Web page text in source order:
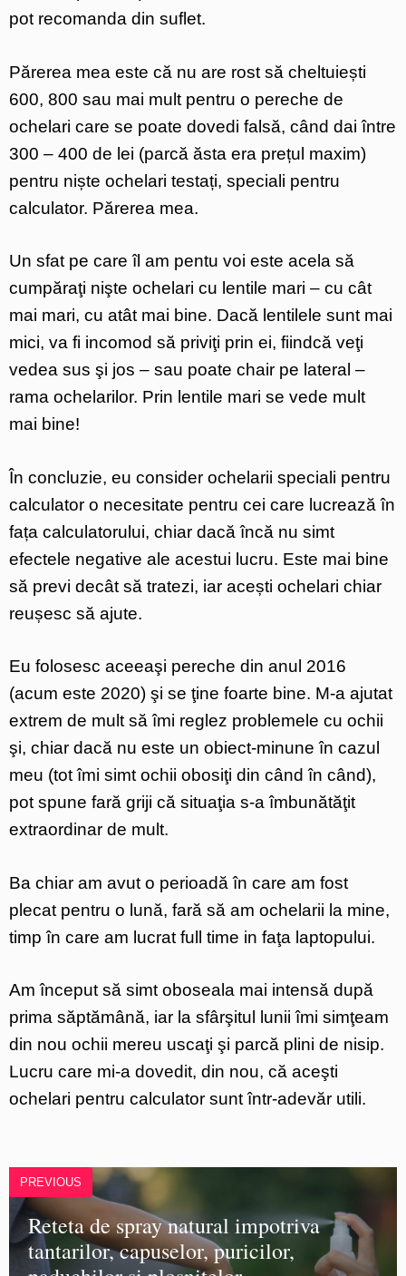
pot recomanda din suflet.
Părerea mea este că nu are rost să cheltuiești
600, 800 sau mai mult pentru o pereche de
ochelari care se poate dovedi falsă, când dai între
300 – 400 de lei (parcă ăsta era prețul maxim)
pentru niște ochelari testați, speciali pentru
calculator. Părerea mea.
Un sfat pe care îl am pentu voi este acela să
cumpăraţi nişte ochelari cu lentile mari – cu cât
mai mari, cu atât mai bine. Dacă lentilele sunt mai
mici, va fi incomod să priviţi prin ei, fiindcă veţi
vedea sus şi jos – sau poate chair pe lateral –
rama ochelarilor. Prin lentile mari se vede mult
mai bine!
În concluzie, eu consider ochelarii speciali pentru
calculator o necesitate pentru cei care lucrează în
fața calculatorului, chiar dacă încă nu simt
efectele negative ale acestui lucru. Este mai bine
să previ decât să tratezi, iar acești ochelari chiar
reușesc să ajute.
Eu folosesc aceeaşi pereche din anul 2016
(acum este 2020) şi se ţine foarte bine. M-a ajutat
extrem de mult să îmi reglez problemele cu ochii
şi, chiar dacă nu este un obiect-minune în cazul
meu (tot îmi simt ochii obosiţi din când în când),
pot spune fară griji că situaţia s-a îmbunătăţit
extraordinar de mult.
Ba chiar am avut o perioadă în care am fost
plecat pentru o lună, fară să am ochelarii la mine,
timp în care am lucrat full time in faţa laptopului.
Am început să simt oboseala mai intensă după
prima săptămână, iar la sfârşitul lunii îmi simţeam
din nou ochii mereu uscaţi şi parcă plini de nisip.
Lucru care mi-a dovedit, din nou, că aceşti
ochelari pentru calculator sunt într-adevăr utili.
PREVIOUS
Reteta de spray natural impotriva
tantarilor, capuselor, puricilor,